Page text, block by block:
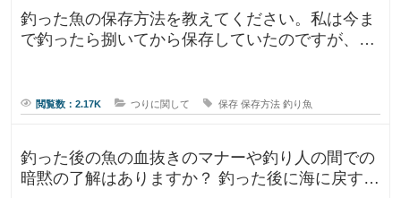
釣った魚の保存方法を教えてください。私は今ま
で釣ったら捌いてから保存していたのですが、人
閲覧数：2.17K つりに関して 保存 保存方法 釣り魚
釣った後の魚の血抜きのマナーや釣り人の間での
暗黙の了解はありますか？ 釣った後に海に戻す